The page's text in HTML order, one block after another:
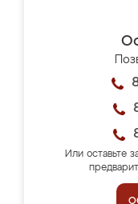
Или оставьте